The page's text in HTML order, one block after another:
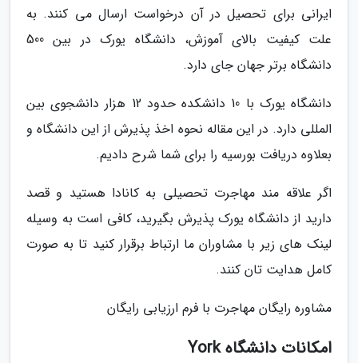
ایرانی برای تحصیل در آن درخواست ارسال می کنند. به
علت کیفیت بالای آموزش، دانشگاه یورک در بین 500
دانشگاه برتر جهان جای دارد.
دانشگاه یورک با 10 دانشکده حدود 12 هزار دانشجوی بین
المللی دارد. در این مقاله نحوه اخذ پذیرش از این دانشگاه و
بعلاوه دریافت بورسیه را برای شما شرح دادیم.
اگر علاقه مند مهاجرت تحصیلی به کانادا هستید و قصد
دارید از دانشگاه یورک پذیرش بگیرید، کافی است به وسیله
لینک های زیر با مشاوران ما ارتباط برقرار کنید تا به صورت
کامل هدایت تان کنند.
مشاوره رایگان مهاجرت با فرم ارزیابی رایگان
امکانات دانشگاه York